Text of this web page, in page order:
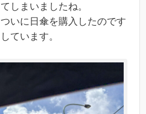
しまいましたね。
いに日傘を購入したのです
ています。